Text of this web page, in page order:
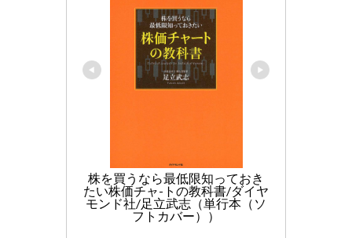
株を買うなら最低限知っておき
たい株価チャ-トの教科書/ダイヤ
モンド社/足立武志（単行本（ソ
フトカバー））